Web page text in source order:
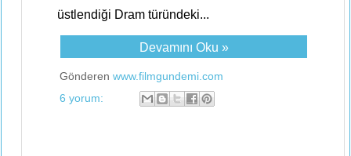
üstlendiği Dram türündeki...
Devamını Oku »
Gönderen www.filmgundemi.com
6 yorum: